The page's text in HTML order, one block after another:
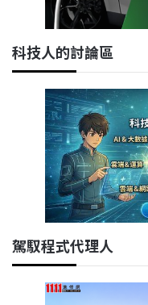
科技人的討論區
駕馭程式代理人